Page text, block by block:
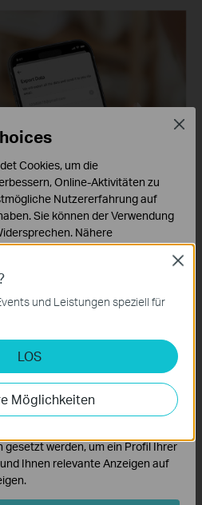
liest sich wie echtes
Auslösen
Reflektierendes
und Leistungen speziell für
LOS
Möglichkeiten
Close
Cookies, um die
Online-Aktivitäten zu
Nutzererfahrung auf
Sie können der Verwendung
Nähere
in unseren
der Website erforderlich
Cookies
es uns, Ihre Aktivitäten auf
um die Funktionsweise
und anzupassen.
gesetzt werden, um ein Profil Ihrer
Ihnen relevante Anzeigen auf
Close